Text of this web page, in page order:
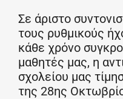
Σε άριστο
τους ρυθμικούς
κάθε χρόνο
μαθητές μας, η
σχολείου μας
της 28ης